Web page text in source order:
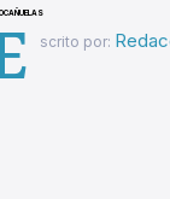
scrito por: